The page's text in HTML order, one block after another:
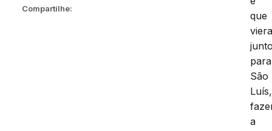
Compartilhe:
que
para
São
Luís,
a